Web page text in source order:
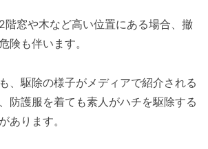
階窓や木など高い位置にある場合、撤
険も伴います。
、駆除の様子がメディアで紹介される
防護服を着ても素人がハチを駆除する
あります。